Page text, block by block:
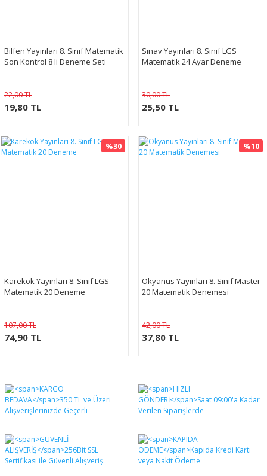
Bilfen Yayınları 8. Sınıf Matematik
Son Kontrol 8 li Deneme Seti
22,00 TL
19,80 TL
Sınav Yayınları 8. Sınıf LGS
Matematik 24 Ayar Deneme
30,00 TL
25,50 TL
%30
Karekök Yayınları 8. Sınıf LGS
Matematik 20 Deneme
107,00 TL
74,90 TL
%10
Okyanus Yayınları 8. Sınıf Master
20 Matematik Denemesi
42,00 TL
37,80 TL